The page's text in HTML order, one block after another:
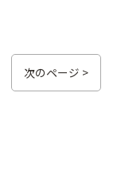
次のページ >